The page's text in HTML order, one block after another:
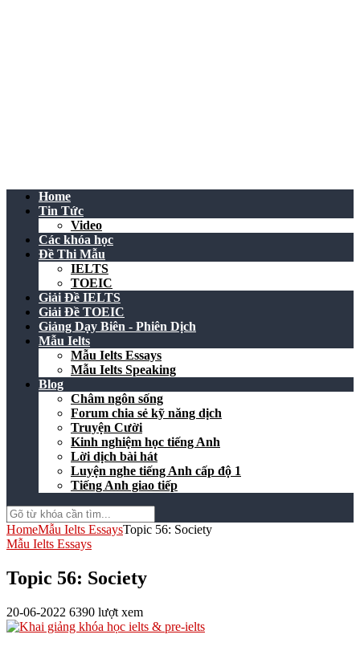
Home
Tin Tức
Video
Các khóa học
Đề Thi Mẫu
IELTS
TOEIC
Giải Đề IELTS
Giải Đề TOEIC
Giảng Dạy Biên - Phiên Dịch
Mẫu Ielts
Mẫu Ielts Essays
Mẫu Ielts Speaking
Blog
Châm ngôn sống
Forum chia sẻ kỹ năng dịch
Truyện Cười
Kinh nghiệm học tiếng Anh
Lời dịch bài hát
Luyện nghe tiếng Anh cấp độ 1
Tiếng Anh giao tiếp
HomeMẫu Ielts EssaysTopic 56: Society
Mẫu Ielts Essays
Topic 56: Society
20-06-2022 6390 lượt xem